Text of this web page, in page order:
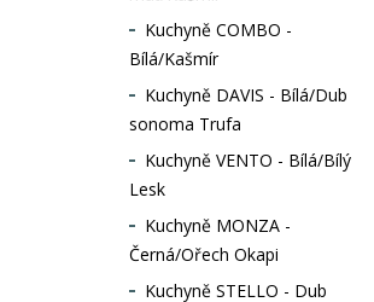
Kuchyně COMBO -
Bílá/Kašmír
Kuchyně DAVIS - Bílá/Dub
sonoma Trufa
Kuchyně VENTO - Bílá/Bílý
Lesk
Kuchyně MONZA -
Černá/Ořech Okapi
Kuchyně STELLO - Dub